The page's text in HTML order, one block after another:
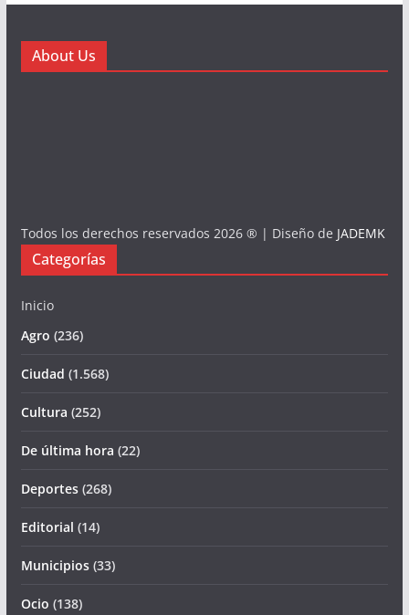
About Us
Todos los derechos reservados 2026 ® | Diseño de JADEMK
Categorías
Inicio
Agro (236)
Ciudad (1.568)
Cultura (252)
De última hora (22)
Deportes(268)
Editorial (14)
Municipios(33)
Ocio (138)